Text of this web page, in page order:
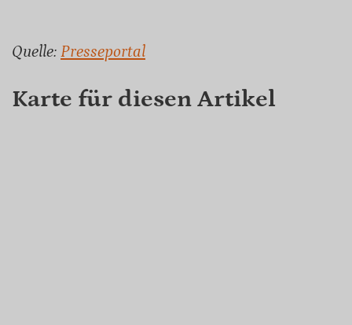
Quelle: Presseportal
Karte für diesen Artikel